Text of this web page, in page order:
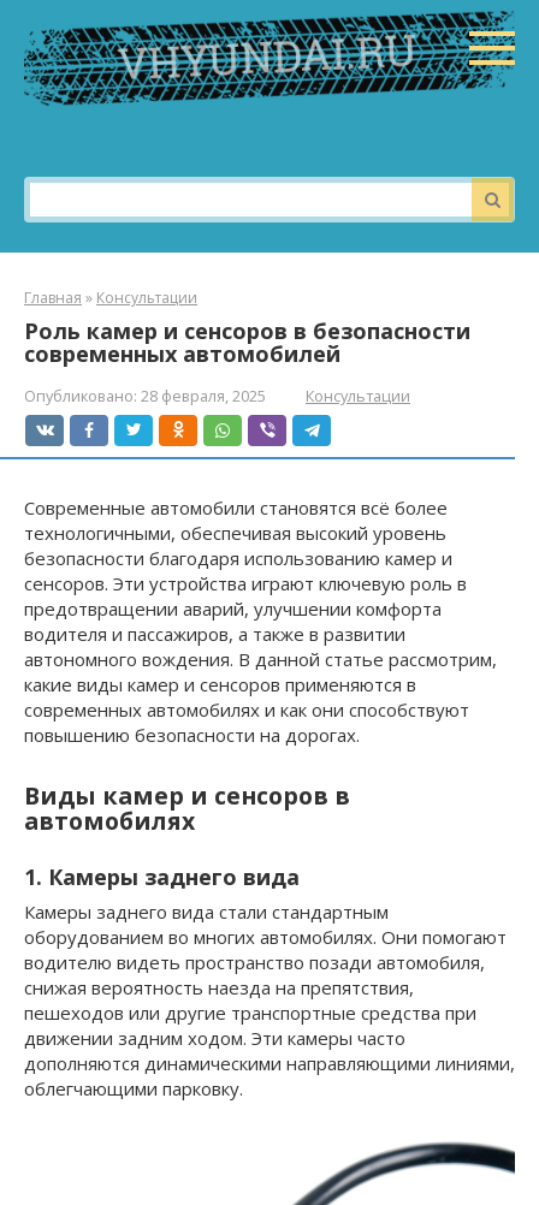
контенту
Поиск:
Главная » Консультации
Роль камер и сенсоров в безопасности
современных автомобилей
Опубликовано: 28 февраля, 2025 Консультации
Современные автомобили становятся всё более
технологичными, обеспечивая высокий уровень
безопасности благодаря использованию камер и
сенсоров. Эти устройства играют ключевую роль в
предотвращении аварий, улучшении комфорта
водителя и пассажиров, а также в развитии
автономного вождения. В данной статье рассмотрим,
какие виды камер и сенсоров применяются в
современных автомобилях и как они способствуют
повышению безопасности на дорогах.
Виды камер и сенсоров в
автомобилях
1. Камеры заднего вида
Камеры заднего вида стали стандартным
оборудованием во многих автомобилях. Они помогают
водителю видеть пространство позади автомобиля,
снижая вероятность наезда на препятствия,
пешеходов или другие транспортные средства при
движении задним ходом. Эти камеры часто
дополняются динамическими направляющими линиями,
облегчающими парковку.